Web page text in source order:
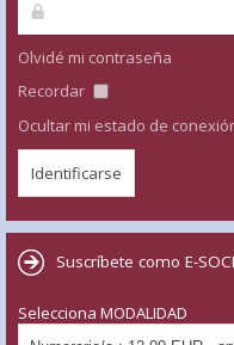
Olvidé mi contraseña
Recordar
Ocultar mi estado de
Suscríbete como E-
Selecciona MODALIDAD